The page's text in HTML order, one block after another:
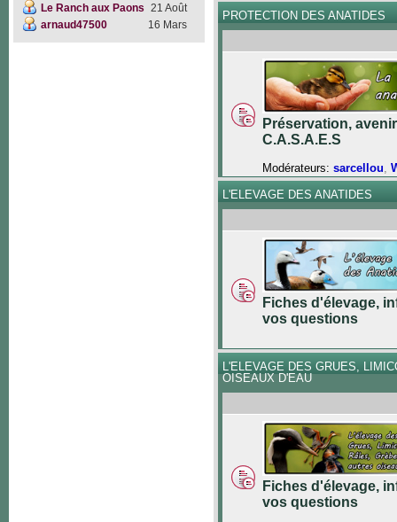
Le Ranch aux Paons 21 Août
arnaud47500
16 Mars
PROTECTION DES ANATIDES
Préservation,
C.A.S.A.E.S
Modérateurs: sarcellou,
L'ELEVAGE DES ANATIDES
Fiches d'élevage,
vos questions
L'ELEVAGE DES GRUES,
OISEAUX D'EAU
Fiches d'élevage,
vos questions